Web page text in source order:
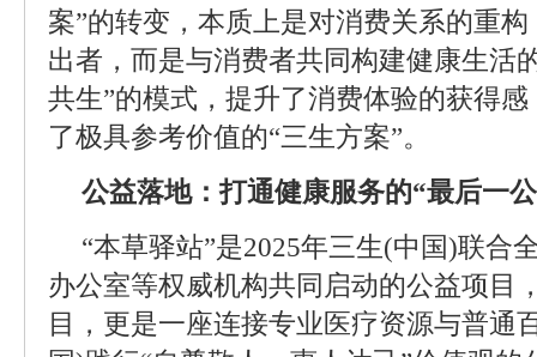
案”的转变，本质上是对消费关系的重
出者，而是与消费者共同构建健康生活
共生”的模式，提升了消费体验的获得
了极具参考价值的“三生方案”。
公益落地：打通健康服务的“最后一
“本草驿站”是2025年三生(中国)联合
办公室等权威机构共同启动的公益项目
目，更是一座连接专业医疗资源与普通